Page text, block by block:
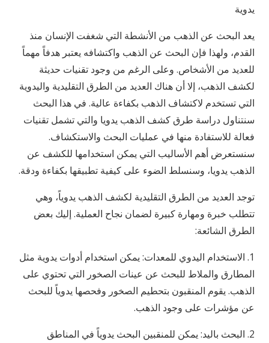
يدوية
يعد البحث عن الذهب من الأنشطة التي شغفت الإنسان منذ
القدم، ولهذا فإن البحث عن الذهب واكتشافه يعتبر هدفاً مهماً
للعديد من الأشخاص. وعلى الرغم من وجود تقنيات حديثة
لكشف الذهب، إلا أن هناك العديد من الطرق التقليدية واليدوية
التي تستخدم لاكتشاف الذهب بكفاءة عالية. في هذا البحث
سنتناول دراسة طرق كشف الذهب يدويا والتي تشمل تقنيات
فعالة للاستفادة منها في عمليات البحث والاستكشاف.
سنستعرض أهم الأساليب التي يمكن استخدامها للكشف عن
الذهب يدويا، وسنسلط الضوء على كيفية تطبيقها بكفاءة ودقة.
توجد العديد من الطرق التقليدية لكشف الذهب يدوياً، وهي
تتطلب خبرة ومهارة كبيرة لضمان نجاح العملية. إليك بعض
الطرق الشائعة:
1. الاستخدام اليدوي للمعدات: يمكن استخدام أدوات يدوية مثل
المطارق والملاط للبحث عن عينات الصخور التي تحتوي على
الذهب. يقوم المنقبون بتحطيم الصخور وفحصها يدوياً للبحث
عن مؤشرات على وجود الذهب.
2. البحث باليد: يمكن للمنقبين البحث يدوياً في المناطق